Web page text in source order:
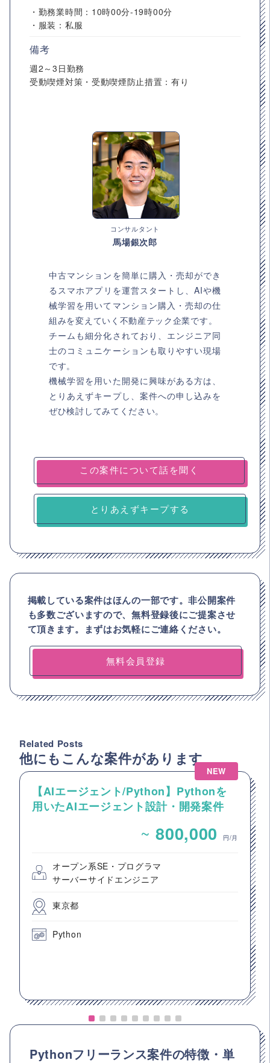
・勤務業時間：10時00分-19時00分
・服装：私服
備考
週2～3日勤務
受動喫煙対策・受動喫煙防止措置：有り
コンサルタント
馬場銀次郎
中古マンションを簡単に購入・売却ができ
るスマホアプリを運営スタートし、AIや機
械学習を用いてマンション購入・売却の仕
組みを変えていく不動産テック企業です。
チームも細分化されており、エンジニア同
士のコミュニケーションも取りやすい現場
です。
機械学習を用いた開発に興味がある方は、
とりあえずキープし、案件への申し込みを
ぜひ検討してみてください。
とりあえずキープする
掲載している案件はほんの一部です。非公開案件
も多数ございますので、無料登録後にご提案させ
て頂きます。まずはお気軽にご連絡ください。
無料会員登録
Related Posts
他にもこんな案件があります
NEW
【AIエージェント/Python】Pythonを
用いたAIエージェント設計・開発案件
~ 800,000 円/月
オープン系SE・プログラマ
サーバーサイドエンジニア
東京都
Python
Pythonフリーランス案件の特徴・単